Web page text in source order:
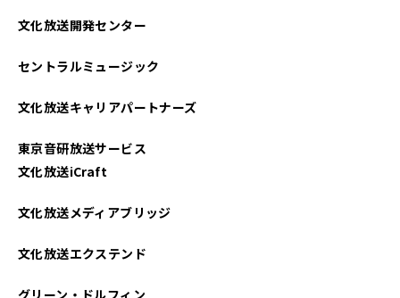
文化放送開発センター
セントラルミュージック
文化放送キャリアパートナーズ
東京音研放送サービス
文化放送iCraft
文化放送メディアブリッジ
文化放送エクステンド
グリーン・ドルフィン